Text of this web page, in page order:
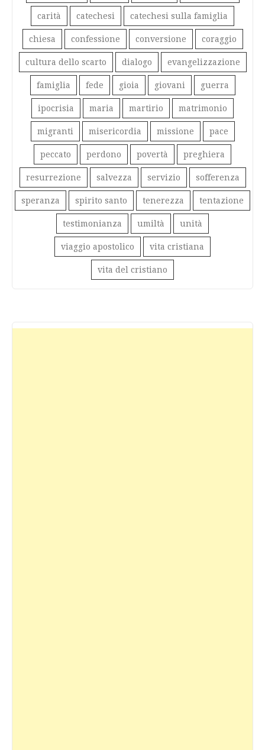
carità catechesi catechesi sulla famiglia
chiesa confessione conversione coraggio
cultura dello scarto dialogo evangelizzazione
famiglia fede gioia giovani guerra
ipocrisia maria martirio matrimonio
migranti misericordia missione pace
peccato perdono povertà preghiera
resurrezione salvezza servizio sofferenza
speranza spirito santo tenerezza tentazione
testimonianza umiltà unità
viaggio apostolico vita cristiana
vita del cristiano